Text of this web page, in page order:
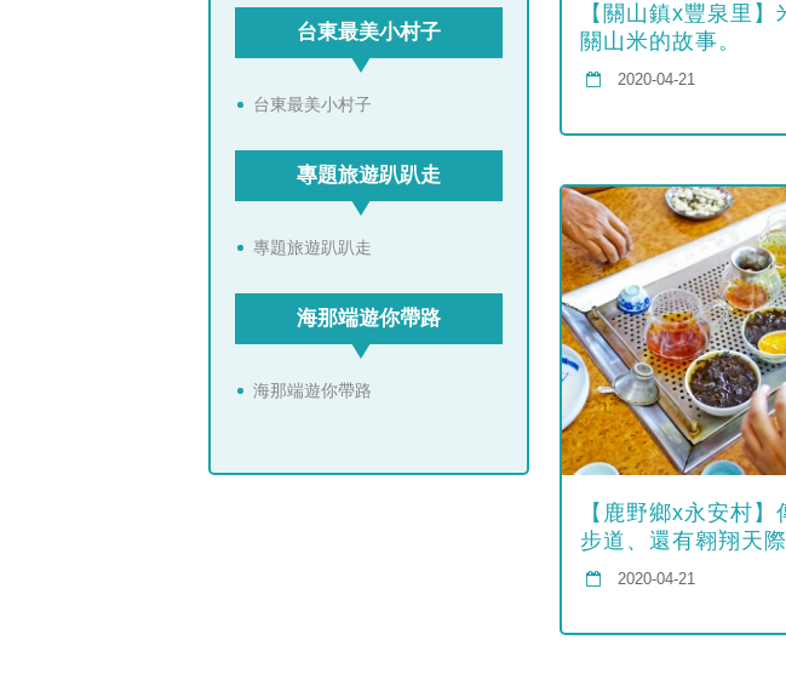
台東最美小村子
台東最美小村子
專題旅遊趴趴走
專題旅遊趴趴走
海那端遊你帶路
海那端遊你帶路
【關山鎮x豐泉里
關山米的故事。
2020-04-21
【鹿野鄉x永安村
步道、還有翱翔天
2020-04-21